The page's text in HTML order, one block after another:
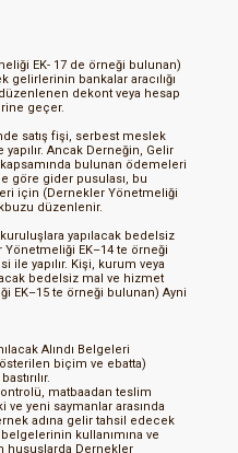
EK- 17 de örneği bulunan)
gelirlerinin bankalar aracılığı
dekont veya hesap
geçer.
satış fişi, serbest meslek
Ancak Derneğin, Gelir
bulunan ödemeleri
göre gider pusulası, bu
için (Dernekler Yönetmeliği
düzenlenir.
yapılacak bedelsiz
EK–14 te örneği
ile yapılır. Kişi, kurum veya
bedelsiz mal ve hizmet
EK–15 te örneği bulunan) Ayni
Alındı Belgeleri
biçim ve ebatta)
matbaadan teslim
ve yeni saymanlar arasında
adına gelir tahsil edecek
kullanımına ve
hususlarda Dernekler